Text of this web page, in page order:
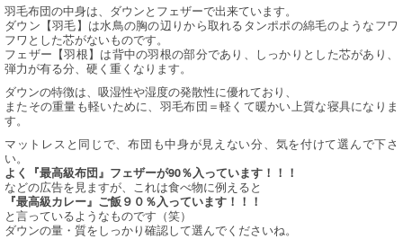
羽毛布団の中身は、ダウンとフェザーで出来ています。
ダウン【羽毛】は水鳥の胸の辺りから取れるタンポポの綿毛のようなフワ
フワとした芯がないものです。
フェザー【羽根】は背中の羽根の部分であり、しっかりとした芯があり、
弾力が有る分、硬く重くなります。
ダウンの特徴は、吸湿性や湿度の発散性に優れており、
またその重量も軽いために、羽毛布団＝軽くて暖かい上質な寝具になりま
す。
マットレスと同じで、布団も中身が見えない分、気を付けて選んで下さ
い。
よく『最高級布団』フェザーが90％入っています！！！
などの広告を見ますが、これは食べ物に例えると
『最高級カレー』ご飯９０％入っています！！！
と言っているようなものです（笑）
ダウンの量・質をしっかり確認して選んでくださいね。